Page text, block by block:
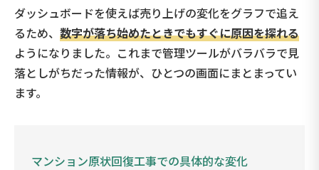
ダッシュボードを使えば売り上げの変化をグラフで追え
るため、 数字が落ち始めたときでもすぐに原因を探れる
ようになりました。これまで管理ツールがバラバラで見
落としがちだった情報が、ひとつの画面にまとまってい
ます。
マンション原状回復工事での具体的な変化